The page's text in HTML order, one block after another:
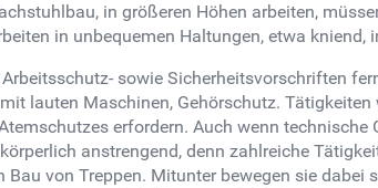
in größeren Höhen arbeiten,
in unbequemen Haltungen, etwa
sowie Sicherheitsvorschriften
lauten Maschinen, Gehörschutz.
erfordern. Auch wenn technische
anstrengend, denn zahlreiche
von Treppen. Mitunter bewegen sie dabei